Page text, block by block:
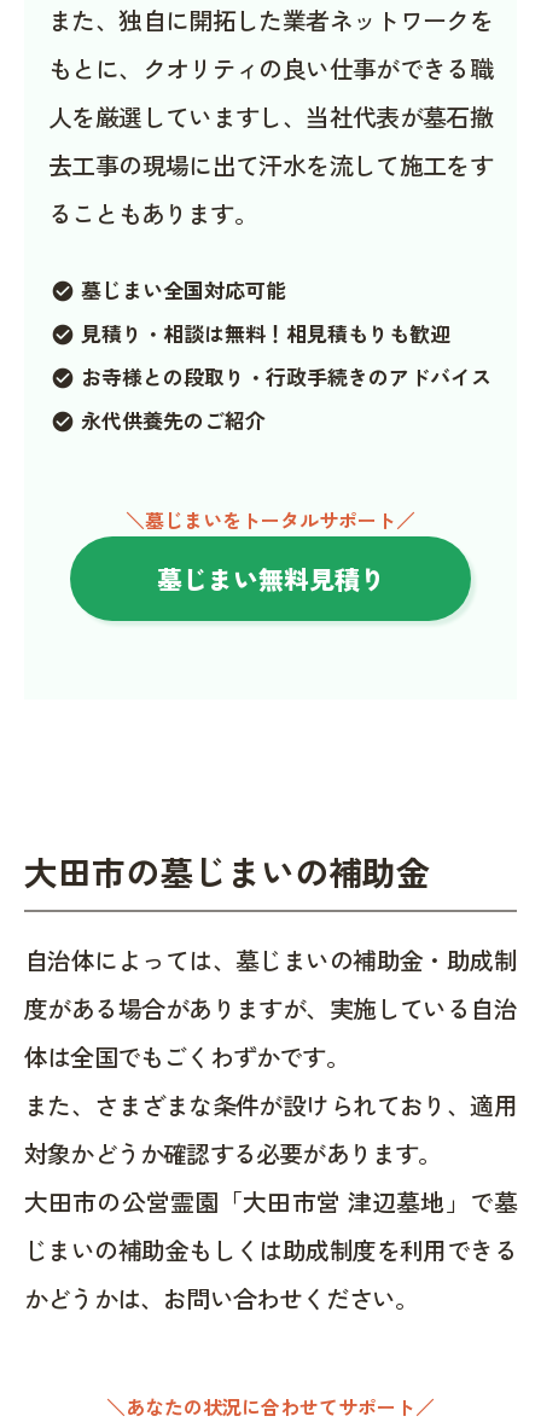
また、独自に開拓した業者ネットワークを
もとに、クオリティの良い仕事ができる職
人を厳選していますし、当社代表が墓石撤
去工事の現場に出て汗水を流して施工をす
ることもあります。
check_circle 墓じまい全国対応可能
check_circle 見積り・相談は無料！相見積もりも歓迎
check_circle お寺様との段取り・行政手続きのアドバイス
check_circle 永代供養先のご紹介
＼墓じまいをトータルサポート／
墓じまい無料見積り
大田市の墓じまいの補助金
自治体によっては、墓じまいの補助金・助成制
度がある場合がありますが、実施している自治
体は全国でもごくわずかです。
また、さまざまな条件が設けられており、適用
対象かどうか確認する必要があります。
大田市の公営霊園「大田市営 津辺墓地」で墓
じまいの補助金もしくは助成制度を利用できる
かどうかは、お問い合わせください。
＼あなたの状況に合わせてサポート／